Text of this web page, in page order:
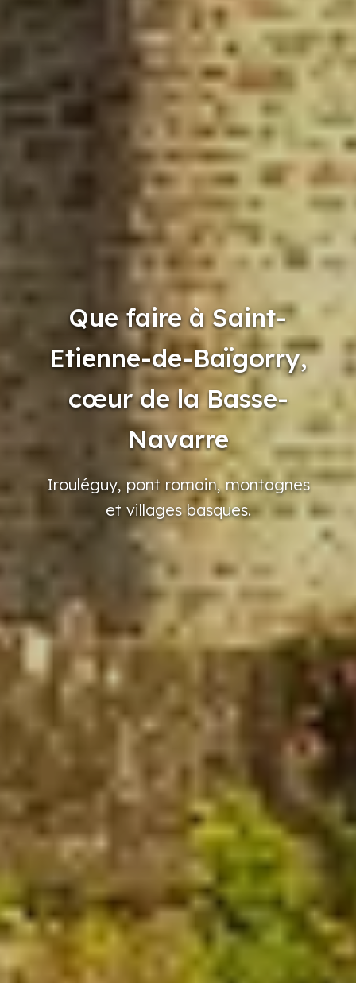
Que faire à Saint-
Etienne-de-Baïgorry,
cœur de la Basse-
Navarre
Irouléguy, pont romain, montagnes
et villages basques.